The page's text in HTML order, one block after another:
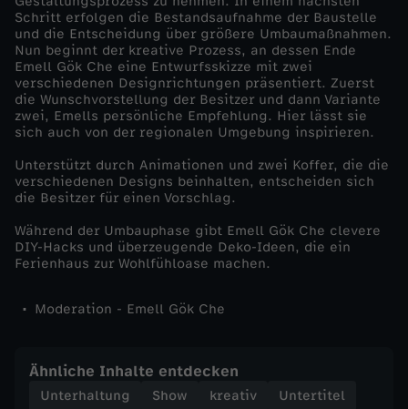
a
u
s
-
o
h
u
Schritt erfolgen die Bestandsaufnahme der Baustelle
und die Entscheidung über größere Umbaumaßnahmen.
Nun beginnt der kreative Prozess, an dessen Ende
Emell Gök Che eine Entwurfsskizze mit zwei
verschiedenen Designrichtungen präsentiert. Zuerst
die Wunschvorstellung der Besitzer und dann Variante
zwei, Emells persönliche Empfehlung. Hier lässt sie
sich auch von der regionalen Umgebung inspirieren.
Unterstützt durch Animationen und zwei Koffer, die die
verschiedenen Designs beinhalten, entscheiden sich
die Besitzer für einen Vorschlag.
Während der Umbauphase gibt Emell Gök Che clevere
DIY-Hacks und überzeugende Deko-Ideen, die ein
Ferienhaus zur Wohlfühloase machen.
Moderation - Emell Gök Che
Ähnliche Inhalte entdecken
Unterhaltung Show kreativ
Untertitel